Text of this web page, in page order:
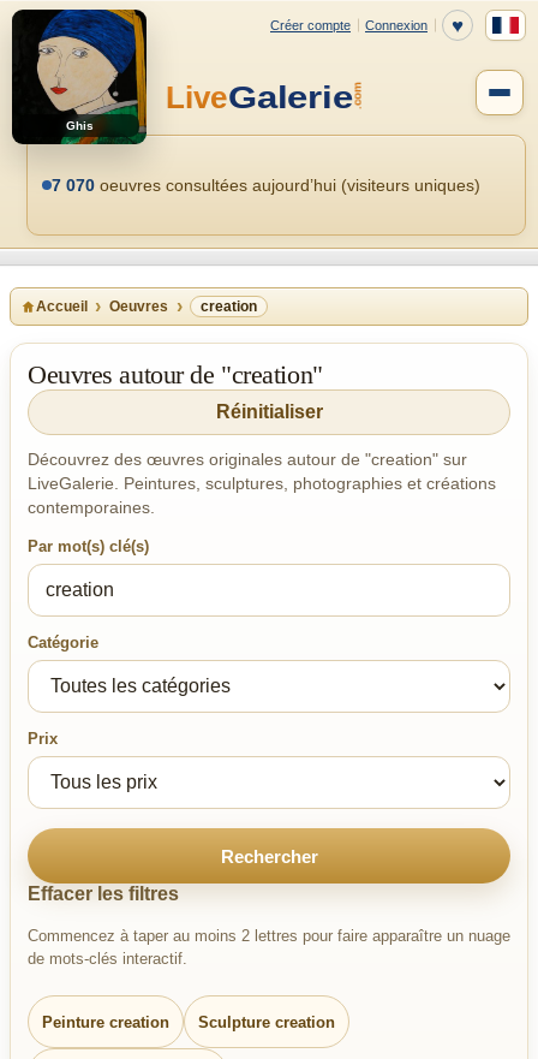
Ghis
7 070 oeuvres consultées aujourd’hui (visiteurs uniques)
Accueil Oeuvres creation
Oeuvres autour de "creation"
Réinitialiser
Découvrez des œuvres originales autour de "creation" sur
LiveGalerie. Peintures, sculptures, photographies et créations
contemporaines.
Par mot(s) clé(s)
Catégorie
Prix
Rechercher
Effacer les filtres
Commencez à taper au moins 2 lettres pour faire apparaître un nuage
de mots-clés interactif.
Peinture creation Sculpture creation